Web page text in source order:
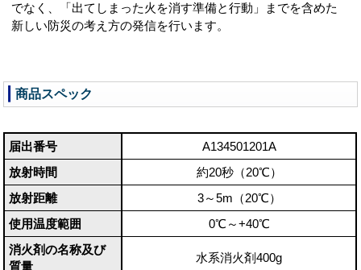
でなく、「出てしまった火を消す準備と行動」までを含めた
新しい防災の考え方の発信を行います。
商品スペック
届出番号
A134501201A
放射時間
約20秒（20℃）
放射距離
3～5m（20℃）
使用温度範囲
0℃～+40℃
消火剤の名称及び
質量
水系消火剤400g